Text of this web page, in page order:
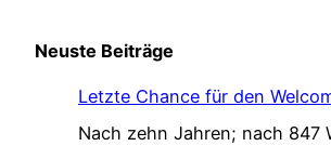
Neuste Beiträge
Letzte Chance für den
Nach zehn Jahren; nach 847